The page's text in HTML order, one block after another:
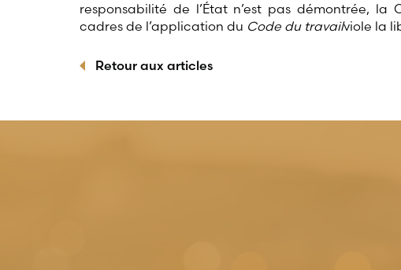
responsabilité de l’État n’est pas démontrée,
cadres de l’application du Code du travailviole la
Retour aux articles